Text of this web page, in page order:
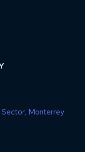
Sector, Monterrey